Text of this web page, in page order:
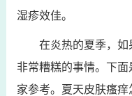
湿疹效佳。
在炎热的夏季，
非常糟糕的事情。下
家参考。夏天皮肤瘙痒